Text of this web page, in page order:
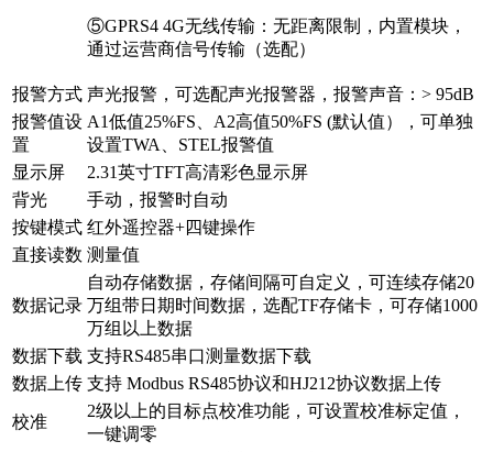
⑤GPRS4 4G无线传输：无距离限制，内置模块，
通过运营商信号传输（选配）
报警方式 声光报警，可选配声光报警器，报警声音：> 95dB
报警值设
置
A1低值25%FS、A2高值50%FS (默认值），可单独
设置TWA、STEL报警值
显示屏
2.31英寸TFT高清彩色显示屏
背光
手动，报警时自动
按键模式 红外遥控器+四键操作
直接读数 测量值
数据记录
自动存储数据，存储间隔可自定义，可连续存储20
万组带日期时间数据，选配TF存储卡，可存储1000
万组以上数据
数据下载 支持RS485串口测量数据下载
数据上传 支持 Modbus RS485协议和HJ212协议数据上传
校准
2级以上的目标点校准功能，可设置校准标定值，
一键调零